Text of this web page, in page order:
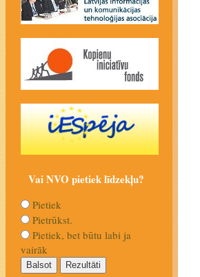
Vai NVO pietiek līdzekļu?
Pietiek
Pietrūkst.
Pietiek, bet būtu labi ja
vairāk